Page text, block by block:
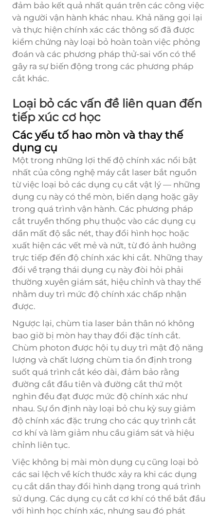
đảm bảo kết quả nhất quán trên các công việc
và người vận hành khác nhau. Khả năng gọi lại
và thực hiện chính xác các thông số đã được
kiểm chứng này loại bỏ hoàn toàn việc phỏng
đoán và các phương pháp thử-sai vốn có thể
gây ra sự biến động trong các phương pháp
cắt khác.
Loại bỏ các vấn đề liên quan đến
tiếp xúc cơ học
Các yếu tố hao mòn và thay thế
dụng cụ
Một trong những lợi thế độ chính xác nổi bật
nhất của công nghệ máy cắt laser bắt nguồn
từ việc loại bỏ các dụng cụ cắt vật lý — những
dụng cụ này có thể mòn, biến dạng hoặc gãy
trong quá trình vận hành. Các phương pháp
cắt truyền thống phụ thuộc vào các dụng cụ
dần mất độ sắc nét, thay đổi hình học hoặc
xuất hiện các vết mẻ và nứt, từ đó ảnh hưởng
trực tiếp đến độ chính xác khi cắt. Những thay
đổi về trạng thái dụng cụ này đòi hỏi phải
thường xuyên giám sát, hiệu chỉnh và thay thế
nhằm duy trì mức độ chính xác chấp nhận
được.
Ngược lại, chùm tia laser bản thân nó không
bao giờ bị mòn hay thay đổi đặc tính cắt.
Chùm photon được hội tụ duy trì mật độ năng
lượng và chất lượng chùm tia ổn định trong
suốt quá trình cắt kéo dài, đảm bảo rằng
đường cắt đầu tiên và đường cắt thứ một
nghìn đều đạt được mức độ chính xác như
nhau. Sự ổn định này loại bỏ chu kỳ suy giảm
độ chính xác đặc trưng cho các quy trình cắt
cơ khí và làm giảm nhu cầu giám sát và hiệu
chỉnh liên tục.
Việc không bị mài mòn dụng cụ cũng loại bỏ
các sai lệch về kích thước xảy ra khi các dụng
cụ cắt dần thay đổi hình dạng trong quá trình
sử dụng. Các dụng cụ cắt cơ khí có thể bắt đầu
với hình học chính xác, nhưng sau đó phát